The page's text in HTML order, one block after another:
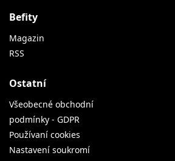
Befity
Magazin
RSS
Ostatní
Všeobecné obchodní
podmínky - GDPR
Používaní cookies
Nastavení soukromí